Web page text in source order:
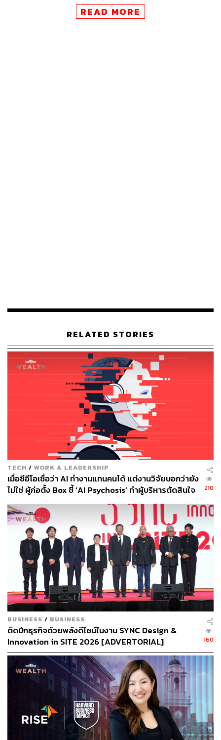
ยุคใหม่ของประสาทวิทยาศาสตร์! Neuralink ของ อีลอ
ที่เขาไปเยี่ยมคลินิกดัลลัสเป็นประจำเพื่อรับพลาสมาจากผู้
รอบคอบเพื่อหาค่าดัชนีมวลกายในอุดมคติ วิถีชีวิตที่มี
สุขภาพดี และสถานะการปราศจากโรค
รายงานของ Bloomberg Businessweek ในเดือนมกราคม
ระบุว่า ไบรอันได้ก่อตั้ง Project Blueprint ซึ่งเขาใช้เงินหลาย
ล้านในแต่ละปีไปกับการวินิจฉัยทางการแพทย์ การรักษา
และการปรับเปลี่ยนวิถีชีวิต (เช่น พฤติกรรมการกิน การนอน
และการออกกำลังกาย) เขาพยายามที่จะชะลอหรือย้อนกลับ
กระบวนการชราของเขา โดยหวังว่าคนอื่นๆ อาจเห็นคุณค่า
ในแนวทางของเขาเช่นกัน
ความเคลื่อนไหวนี้ได้รับเสียงท้วงติงจากนักวิจารณ์หลายคน
เช่น ชาร์ลส์ เบรนเนอร์ นักชีวเคมีที่ศูนย์การแพทย์แห่งชาติ
City of Hope ในลอสแอนเจลิส ไม่เชื่อวิธีนี้ เบรนเนอร์เรียกสิ่ง
นี้ว่า ‘ไร้สาระ ไร้หลักฐาน และค่อนข้างอันตราย’ โดยแนะนำ
ว่าวิธีการดั้งเดิม เช่น การกินเพื่อสุขภาพและการออกกำลัง
กายอย่างสม่ำเสมอ เป็นแนวทางที่ดีกว่าในการรักษาสุขภาพ
และอายุยืน
นอกจากนี้ยังก่อให้เกิดคำถามด้านจริยธรรม เนื่องจากขั้น
ตอนมีค่าใช้จ่ายประมาณ 5,500 ดอลลาร์ ในขณะที่ผู้บริจาค
พลาสมามักจะได้รับบัตรของขวัญประมาณ 100 ดอลลาร์ นัก
วิจารณ์ให้เหตุผลว่ามันสร้างความเหลื่อมล้ำระหว่างคนรวย
กับคนด้อยโอกาส ผู้มั่งคั่งเช่นไบรอันสามารถเข้ารับการ
รักษาด้วยวิธีดังกล่าวได้ แต่ผู้บริจาคซึ่งมักอายุน้อยและมี
ฐานะยากจนอาจไม่สามารถเข้าถึงการรักษาดังกล่าวได้เช่น
เดียวกัน
แม้จะถูกวิจารณ์ แต่ไบรอันก็ไม่เปลี่ยนแปลงในการแสวงหา
ชีวิตที่ยืนยาวขึ้นและมีสุขภาพดีขึ้น เขาเชื่อมั่นว่าความ
พยายามและข้อมูลที่รวบรวมได้จะช่วยให้เราเข้าใจเรื่องการ
มีอายุยืนยาวและสุขภาพที่ดี และเขาให้คำมั่นว่าจะเผยแพร่
การค้นพบทั้งหมดในอีกไม่กี่เดือนข้างหน้า
READ MORE
RELATED STORIES
TECH / WORK & LEADERSHIP
เมื่อซีอีโอเชื่อว่า AI ทำงานแทนคนได้ แต่งานวิจัยบอกว่ายัง
ไม่ใช่ ผู้ก่อตั้ง Box ชี้ ‘AI Psychosis’ ทำผู้บริหารตัดสินใจ
ปลดคนจากสิ่งที่ไม่เคยลงมือ
210
BUSINESS / BUSINESS
ติดปีกธุรกิจด้วยพลังดีไซน์ในงาน SYNC Design &
Innovation in SITE 2026 [ADVERTORIAL]
160